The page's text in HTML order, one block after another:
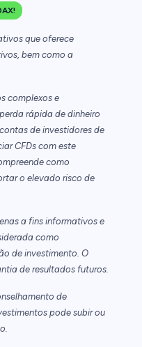
que oferece
bem como a
complexos e
rápida de dinheiro
de investidores de
CFDs com este
como
o elevado risco de
a fins informativos e
como
de investimento. O
de resultados futuros.
de
pode subir ou